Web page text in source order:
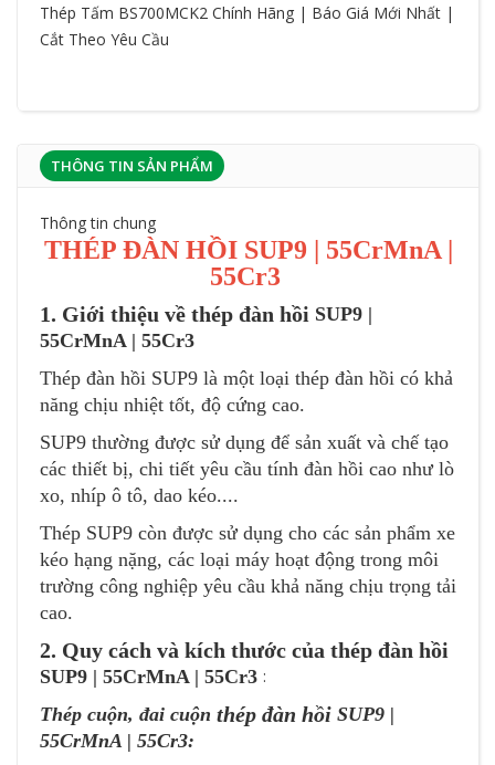
Thép Tấm BS700MCK2 Chính Hãng | Báo Giá Mới Nhất |
Cắt Theo Yêu Cầu
THÔNG TIN SẢN PHẨM
Thông tin chung
THÉP ĐÀN HỒI SUP9 | 55CrMnA |
55Cr3
1. Giới thiệu về thép đàn hồi SUP9 |
55CrMnA | 55Cr3
Thép đàn hồi SUP9 là một loại thép đàn hồi có khả
năng chịu nhiệt tốt, độ cứng cao.
SUP9 thường được sử dụng để sản xuất và chế tạo
các thiết bị, chi tiết yêu cầu tính đàn hồi cao như lò
xo, nhíp ô tô, dao kéo....
Thép SUP9 còn được sử dụng cho các sản phẩm xe
kéo hạng nặng, các loại máy hoạt động trong môi
trường công nghiệp yêu cầu khả năng chịu trọng tải
cao.
2. Quy cách và kích thước của thép đàn hồi
SUP9 | 55CrMnA | 55Cr3 :
Thép cuộn, đai cuộn thép đàn hồi SUP9 |
55CrMnA | 55Cr3: